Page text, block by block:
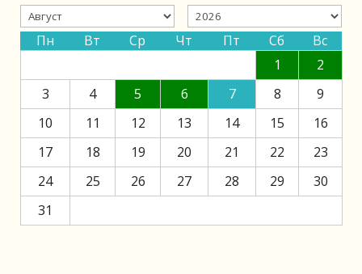
Пн Вт Ср Чт Пт Сб
Вс
1
2
3
4 5 6 7 8
9
10
11 12 13 14 15
16
17
18 19 20 21 22
23
24
25 26 27 28 29
30
31